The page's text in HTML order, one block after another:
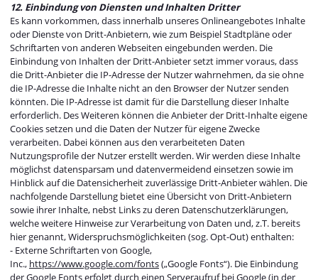
12. Einbindung von Diensten und Inhalten Dritter
Es kann vorkommen, dass innerhalb unseres Onlineangebotes Inhalte
oder Dienste von Dritt-Anbietern, wie zum Beispiel Stadtpläne oder
Schriftarten von anderen Webseiten eingebunden werden. Die
Einbindung von Inhalten der Dritt-Anbieter setzt immer voraus, dass
die Dritt-Anbieter die IP-Adresse der Nutzer wahrnehmen, da sie ohne
die IP-Adresse die Inhalte nicht an den Browser der Nutzer senden
könnten. Die IP-Adresse ist damit für die Darstellung dieser Inhalte
erforderlich. Des Weiteren können die Anbieter der Dritt-Inhalte eigene
Cookies setzen und die Daten der Nutzer für eigene Zwecke
verarbeiten. Dabei können aus den verarbeiteten Daten
Nutzungsprofile der Nutzer erstellt werden. Wir werden diese Inhalte
möglichst datensparsam und datenvermeidend einsetzen sowie im
Hinblick auf die Datensicherheit zuverlässige Dritt-Anbieter wählen. Die
nachfolgende Darstellung bietet eine Übersicht von Dritt-Anbietern
sowie ihrer Inhalte, nebst Links zu deren Datenschutzerklärungen,
welche weitere Hinweise zur Verarbeitung von Daten und, z.T. bereits
hier genannt, Widerspruchsmöglichkeiten (sog. Opt-Out) enthalten:
- Externe Schriftarten von Google,
Inc., https://www.google.com/fonts(„Google Fonts“). Die Einbindung
der Google Fonts erfolgt durch einen Serveraufruf bei Google (in der